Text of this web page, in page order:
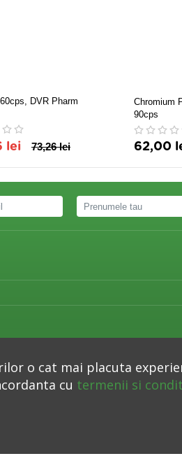
DVR Pharm
lei 73,26 lei
Chromium
90cps
62,00
–
o cat mai placuta
cu termenii si